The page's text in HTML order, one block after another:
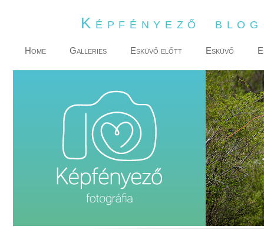
Képfényező
Home Galleries Esküvő előtt Esküvő